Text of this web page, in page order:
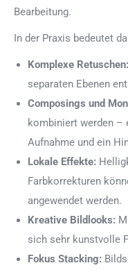
Bearbeitung.
In der Praxis bedeutet
Komplexe Retuschen:
separaten Ebenen
Composings und
kombiniert werden –
Aufnahme und ein
Lokale Effekte:
Farbkorrekturen
angewendet werden.
Kreative Bildlooks:
sich sehr kunstvolle
Fokus Stacking: